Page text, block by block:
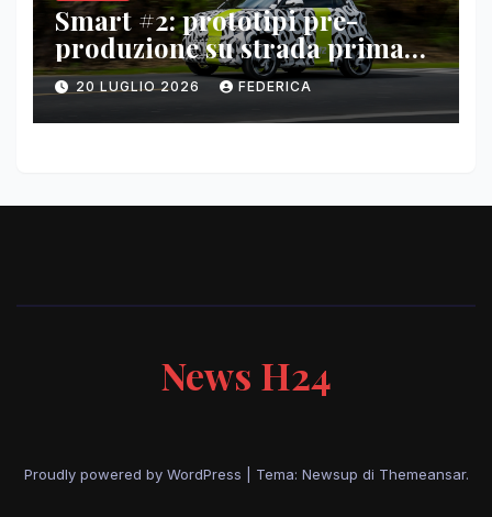
Smart #2: prototipi pre-
produzione su strada prima
del paris motor show 2026
20 LUGLIO 2026 FEDERICA
News H24
Proudly powered by WordPress Tema: Newsup di Themeansar.